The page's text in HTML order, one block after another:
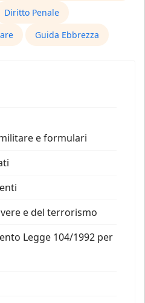
Diritto Penale
Guida Ebbrezza
e formulari
e del terrorismo
Legge 104/1992 per